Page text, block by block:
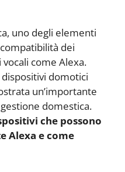
uno degli elementi
dei
come Alexa.
dispositivi domotici
un’importante
domestica.
che possono
Alexa e come